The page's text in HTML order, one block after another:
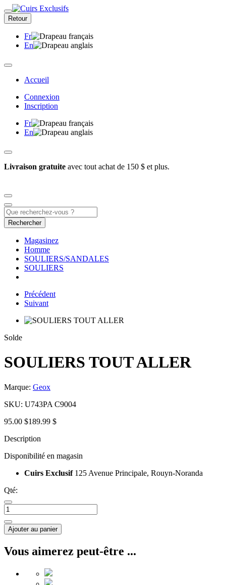
Retour
Fr
En
Accueil
Connexion
Inscription
Fr
En
Livraison gratuite avec tout achat de 150 $ et plus.
Rechercher
Magasinez
Homme
SOULIERS/SANDALES
SOULIERS
Précédent
Suivant
Solde
SOULIERS TOUT ALLER
Marque: Geox
SKU: U743PA C9004
95.00 $189.99 $
Description
Disponibilité en magasin
Cuirs Exclusif 125 Avenue Principale, Rouyn-Noranda
Qté:
Ajouter au panier
Vous aimerez peut-être ...